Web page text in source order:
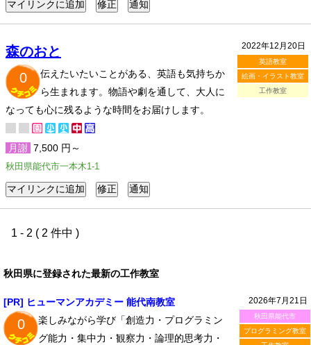
2022年12月20日
英語教室
絵画・イラスト教室
工作教室
森のおと
0
伝えたいたいことがある、英語も気持ちか
ら生まれます。物語や劇を通して、大人に
なっても心に残るような時間をお届けします。
月謝 7,500 円～
秋田県能代市一本木1-1
1 - 2 ( 2 件中 )
秋田県に登録された最新の工作教室
2026年7月21日
秋田県能代市
プログラミング教室
[PR] ヒューマンアカデミー 能代南教室
0
楽しみながら学び「創造力・プログラミン
グ能力・集中力・観察力・論理的思考力・